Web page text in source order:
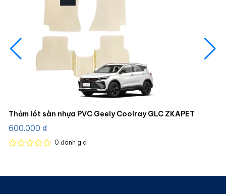
Thảm lót sàn nhựa PVC Geely Coolray GLC ZKAPET
600.000 ₫
0 đánh giá